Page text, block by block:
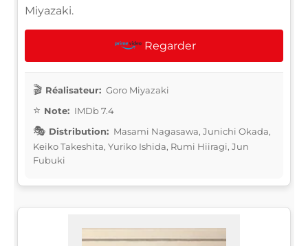
Miyazaki.
Regarder
Réalisateur: Goro Miyazaki
Note: IMDb 7.4
Distribution: Masami Nagasawa, Junichi Okada,
Keiko Takeshita, Yuriko Ishida, Rumi Hiiragi, Jun
Fubuki